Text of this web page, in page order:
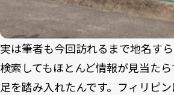
実は筆者も今回訪れるまで地名す
検索してもほとんど情報が見当た
足を踏み入れたんです。フィリピ